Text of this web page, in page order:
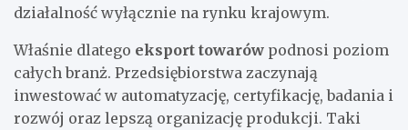
działalność wyłącznie na rynku krajowym.
Właśnie dlatego eksport towarów podnosi poziom
całych branż. Przedsiębiorstwa zaczynają
inwestować w automatyzację, certyfikację, badania i
rozwój oraz lepszą organizację produkcji. Taki